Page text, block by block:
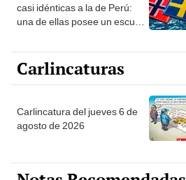
casi idénticas a la de Perú:
una de ellas posee un escudo
Carlincaturas
Carlincatura del jueves 6 de
agosto de 2026